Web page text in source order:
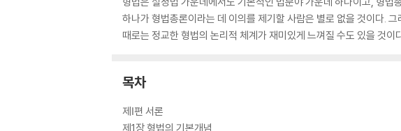
하나가 형법총론이라는 데 이의를 제기할 사람은 별로 없을 것이다.
때로는 정교한 형법의 논리적 체계가 재미있게 느껴질 수도 있을 것이
목차
제Ⅰ편 서론
제1장 형법의 기본개념